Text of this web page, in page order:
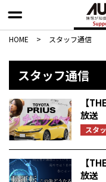
HOME > スタッフ通信
スタッフ通信
【
放送
スタ
【
放送